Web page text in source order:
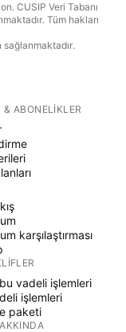
CUSIP Veri Tabanı
Tüm hakları
sağlanmaktadır.
& ABONELIKLER
karşılaştırması
vadeli işlemleri
işlemleri
paketi